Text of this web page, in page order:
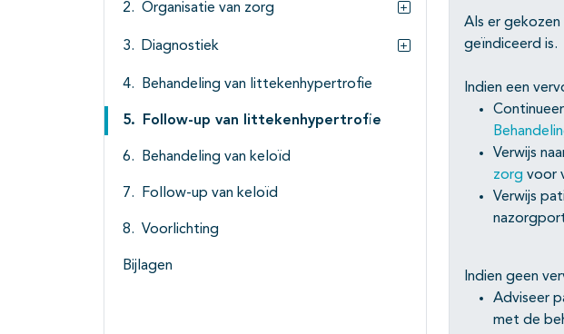
Organisatie van zorg
Subpagina's open- en
Diagnostiek
Behandeling van littekenhypertrofie
Follow-up van littekenhypertrofie
Behandeling van keloïd
Follow-up van keloïd
Voorlichting
Bijlagen
Als er
geïndiceerd is.
Indien een
Verwijs
zorg voor
Verwijs
Indien geen
Adviseer
met de